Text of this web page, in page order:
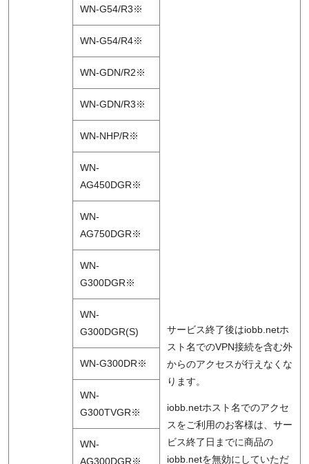
サービス終了後はiobb.netホ
スト名でのVPN接続を含む外
からのアクセスが行えなくな
ります。
iobb.netホスト名でのアクセ
スをご利用のお客様は、サー
ビス終了日までに商品の
iobb.netを無効にしていただ
WN-G54/R3※
WN-G54/R4※
WN-GDN/R2※
WN-GDN/R3※
WN-NHP/R※
WN-
AG450DGR※
WN-
AG750DGR※
WN-
G300DGR※
WN-
G300DGR(S)
WN-G300DR※
WN-
G300TVGR※
WN-
AG300DGR※